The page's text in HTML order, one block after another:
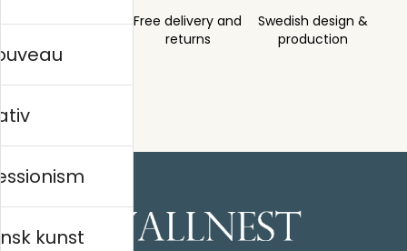
Order sent within Free delivery and
returns
Swedish design &
production
kunst